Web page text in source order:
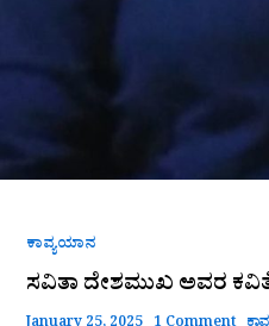
ಕಾವ್ಯಯಾನ
ಸವಿತಾ ದೇಶಮುಖ ಅವರ